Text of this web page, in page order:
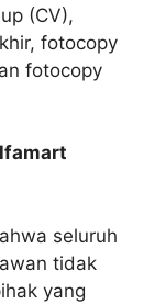
(CV),
fotocopy
fotocopy
seluruh
tidak
yang